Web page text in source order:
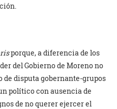
porque, a diferencia de los
del Gobierno de Moreno no
disputa gobernante-grupos
político con ausencia de
de no querer ejercer el